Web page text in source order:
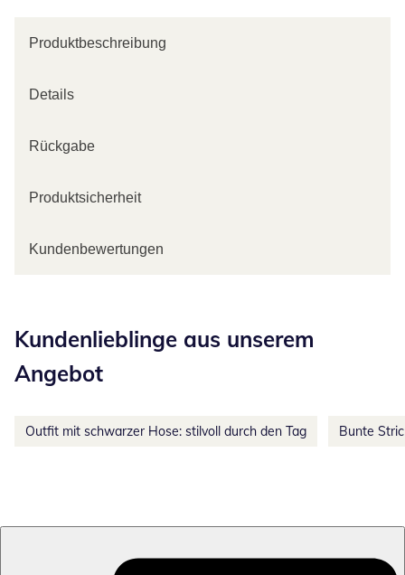
Produktbeschreibung
Details
Rückgabe
Produktsicherheit
Kundenbewertungen
Kundenlieblinge aus unserem
Angebot
Outfit mit schwarzer Hose: stilvoll durch den Tag Bunte